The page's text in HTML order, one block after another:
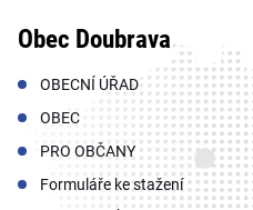
Obec Doubrava
OBECNÍ ÚŘAD
OBEC
PRO OBČANY
Formuláře ke stažení